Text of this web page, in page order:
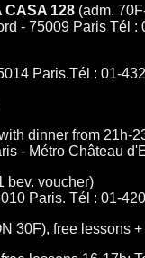
CASA 128 (adm.
- 75009 Paris Tél :
Paris.Tél : 01-
dinner from 21h-
- Métro Château
bev. voucher)
Paris. Tél : 01-
30F), free lessons